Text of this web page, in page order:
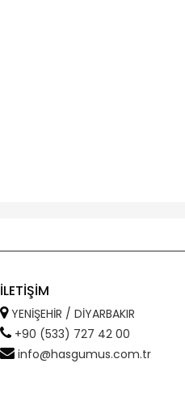
İLETİŞİM
YENİŞEHİR / DİYARBAKIR
+90 (533) 727 42 00
info@hasgumus.com.tr